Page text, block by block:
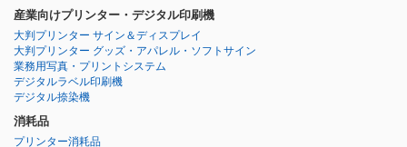
産業向けプリンター・デジタル印刷機
大判プリンター サイン＆ディスプレイ
大判プリンター グッズ・アパレル・ソフトサイン
業務用写真・プリントシステム
デジタルラベル印刷機
デジタル捺染機
消耗品
プリンター消耗品